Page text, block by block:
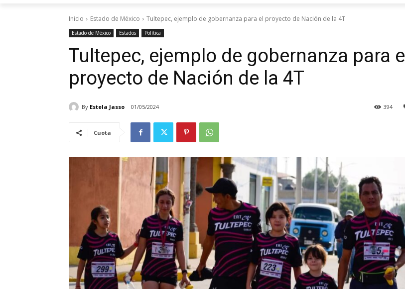
Inicio Estado de México Tultepec, ejemplo de gobernanza para el proyecto de Nación de la 4T
Estado de México Estados Política
Tultepec, ejemplo de gobernanza para el
proyecto de Nación de la 4T
By Estela Jasso 01/05/2024 394
Cuota